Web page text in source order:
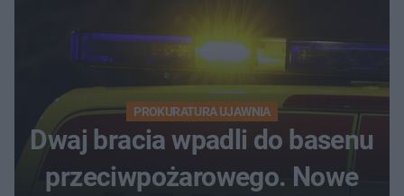
PROKURATURA UJAWNIA
Dwaj bracia wpadli do basenu
przeciwpożarowego. Nowe